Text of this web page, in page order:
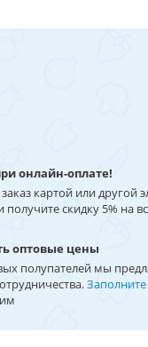
онлайн-оплате!
картой или другой
получите скидку 5% на
оптовые цены
полупателей мы